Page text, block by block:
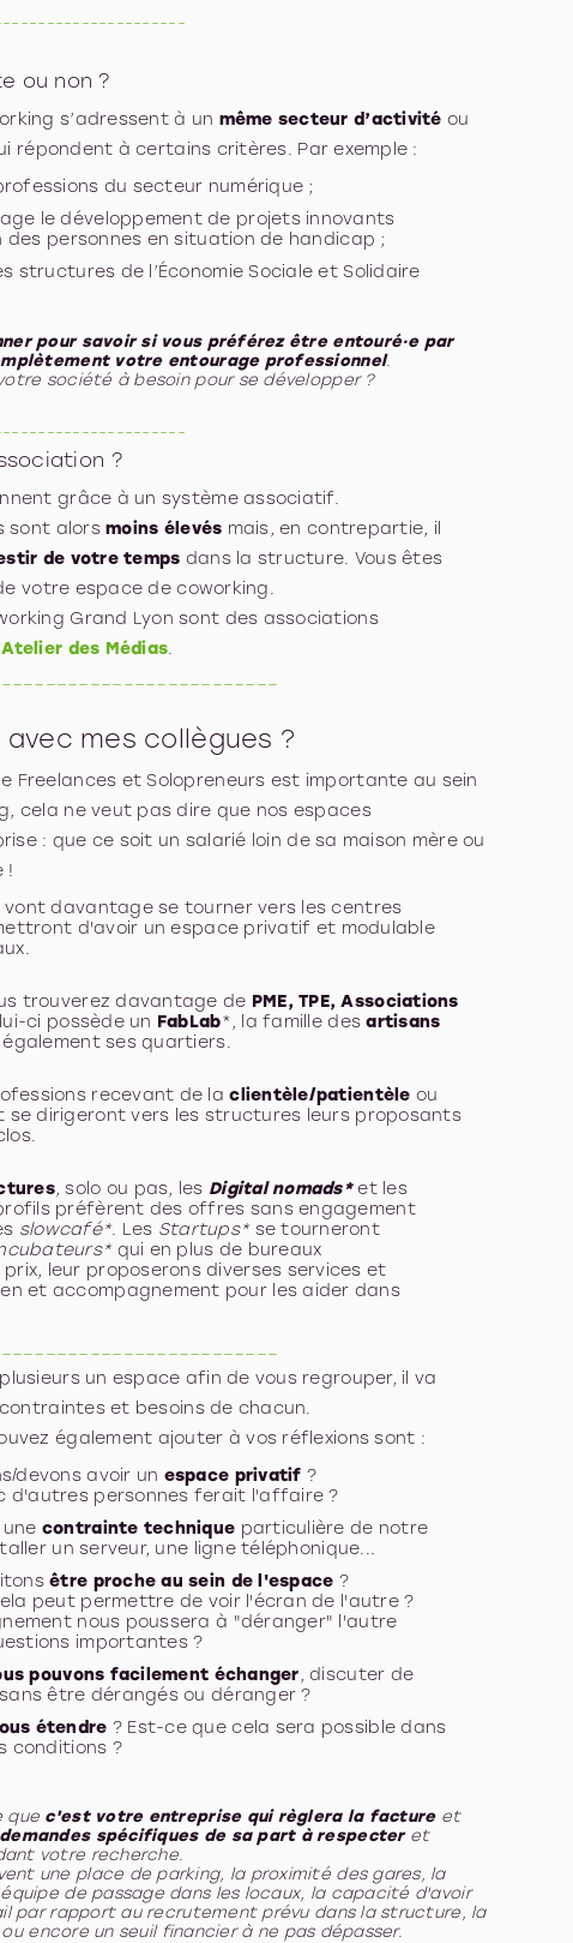
ou non ?
s’adressent à un même secteur d’activité ou
répondent à certains critères. Par exemple :
du secteur numérique ;
le développement de projets innovants
personnes en situation de handicap ;
structures de l’Économie Sociale et Solidaire
pour savoir si vous préférez être entouré·e par
votre entourage professionnel.
société à besoin pour se développer ?
?
grâce à un système associatif.
sont alorsmoins élevés mais, en contrepartie, il
de votre temps dans la structure. Vous êtes
votre espace de coworking.
Grand Lyon sont des associations
des Médias.
avec mes collègues ?
Freelances et Solopreneurs est importante au sein
cela ne veut pas dire que nos espaces
: que ce soit un salarié loin de sa maison mère ou
!
vont davantage se tourner vers les centres
d'avoir un espace privatif et modulable
trouverez davantage de PME, TPE, Associations
ci possède un FabLab*, la famille desartisans
ses quartiers.
recevant de laclientèle/patientèle ou
dirigeront vers les structures leurs proposants
, solo ou pas, les Digital nomads*et les
préfèrent des offres sans engagement
slowcafé*. Les Startups*se tourneront
qui en plus de bureaux
leur proposerons diverses services et
et accompagnement pour les aider dans
un espace afin de vous regrouper, il va
et besoins de chacun.
également ajouter à vos réflexions sont :
devons avoir un espace privatif ?
d'autres personnes ferait l'affaire ?
contrainte technique particulière de notre
un serveur, une ligne téléphonique...
être proche au sein de l'espace ?
peut permettre de voir l'écran de l'autre ?
nous poussera à "déranger" l'autre
importantes ?
pouvons facilement échanger, discuter de
être dérangés ou déranger ?
étendre ? Est-ce que cela sera possible dans
conditions ?
que c'est votre entreprise qui règlera la factureet
demandes spécifiques de sa part à respecter et
votre recherche.
une place de parking, la proximité des gares, la
de passage dans les locaux, la capacité d'avoir
par rapport au recrutement prévu dans la structure, la
encore un seuil financier à ne pas dépasser.